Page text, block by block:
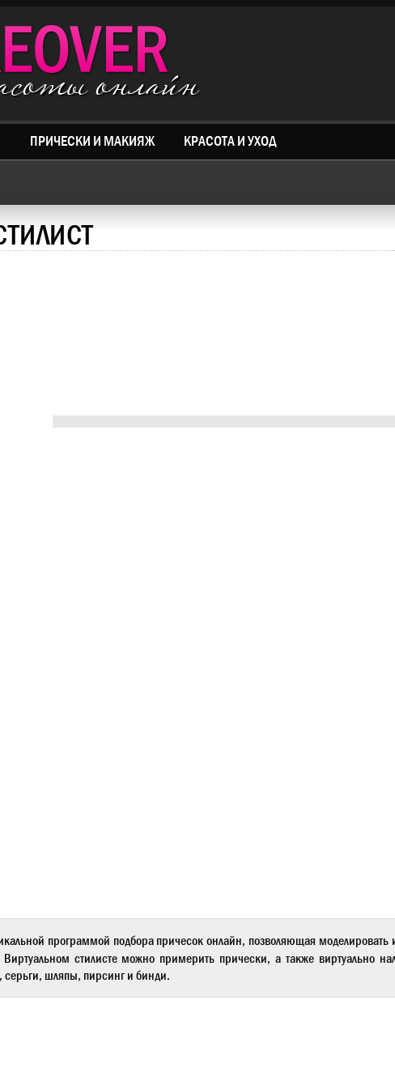
онлайн
ПРИЧЕСКИ И МАКИЯЖ КРАСОТА И УХОД
программой подбора причесок онлайн, позволяющая
Виртуальном стилистеможно примерить прически, а также виртуально
шляпы, пирсинг и бинди.